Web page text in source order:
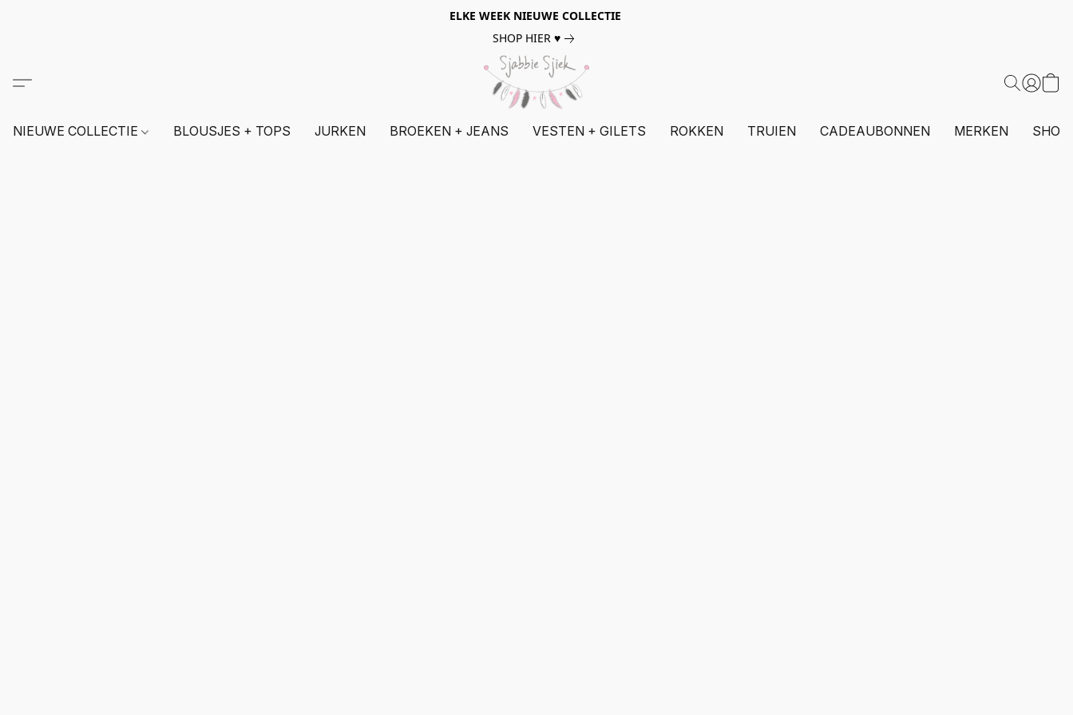
ELKE WEEK NIEUWE COLLECTIE
SHOP HIER ♥
NIEUWE COLLECTIE BLOUSJES + TOPS JURKEN BROEKEN + JEANS VESTEN + GILETS ROKKEN TRUIEN CADEAUBONNEN MERKEN SHOP